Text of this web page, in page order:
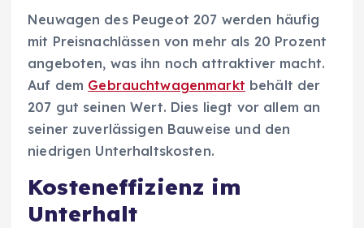
Neuwagen des Peugeot 207 werden häufig
mit Preisnachlässen von mehr als 20 Prozent
angeboten, was ihn noch attraktiver macht.
Auf dem Gebrauchtwagenmarkt behält der
207 gut seinen Wert. Dies liegt vor allem an
seiner zuverlässigen Bauweise und den
niedrigen Unterhaltskosten.
Kosteneffizienz im
Unterhalt